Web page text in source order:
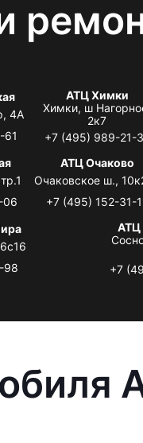
4А
61
АТЦ Химки
Химки, ш
2к7
+7 (495) 989-21-
06
АТЦ Очаково
Очаковское ш.,
+7 (495) 152-31-
98
АТЦ
+7